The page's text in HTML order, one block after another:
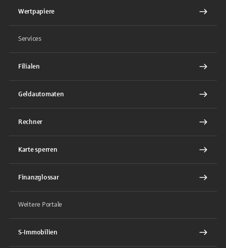
Wertpapiere
Services
Filialen
Geldautomaten
Rechner
Karte sperren
Finanzglossar
Weitere Portale
S-Immobilien